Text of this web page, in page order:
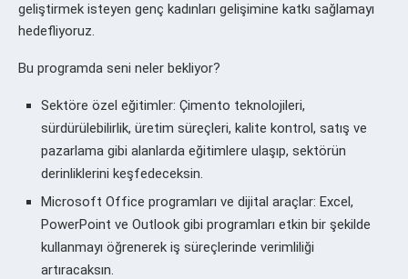
geliştirmek isteyen genç kadınları gelişimine katkı sağlamayı
hedefliyoruz.
Bu programda seni neler bekliyor?
Sektöre özel eğitimler: Çimento teknolojileri,
sürdürülebilirlik, üretim süreçleri, kalite kontrol, satış ve
pazarlama gibi alanlarda eğitimlere ulaşıp, sektörün
derinliklerini keşfedeceksin.
Microsoft Office programları ve dijital araçlar: Excel,
PowerPoint ve Outlook gibi programları etkin bir şekilde
kullanmayı öğrenerek iş süreçlerinde verimliliği
artıracaksın.